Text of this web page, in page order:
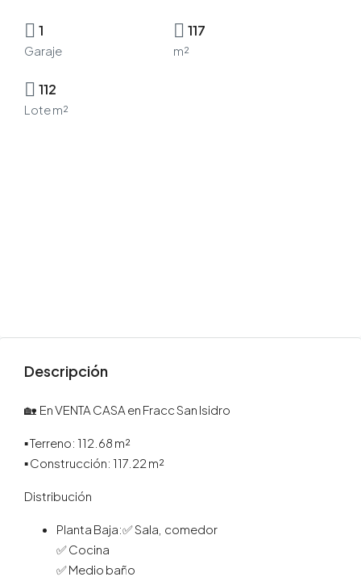
1
Garaje
117
m²
112
Lote m²
Descripción
🏡 En VENTA CASA en Fracc San Isidro
▪️ Terreno: 112.68 m²
▪️ Construcción: 117.22 m²
Distribución
Planta Baja:✅ Sala, comedor
✅ Cocina
✅ Medio baño